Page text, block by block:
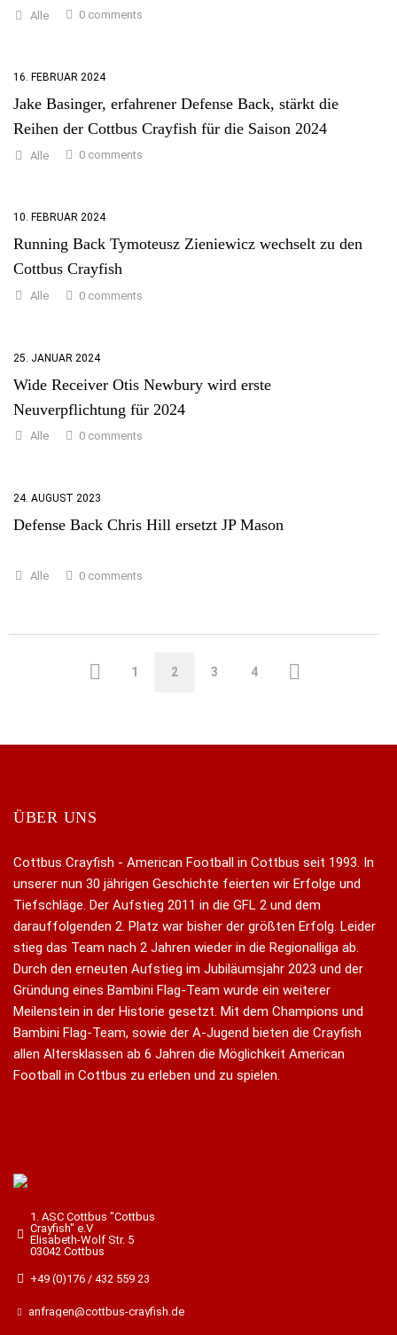
Alle 0 comments
16. FEBRUAR 2024
Jake Basinger, erfahrener Defense Back, stärkt die
Reihen der Cottbus Crayfish für die Saison 2024
Alle 0 comments
10. FEBRUAR 2024
Running Back Tymoteusz Zieniewicz wechselt zu den
Cottbus Crayfish
Alle 0 comments
25. JANUAR 2024
Wide Receiver Otis Newbury wird erste
Neuverpflichtung für 2024
Alle 0 comments
24. AUGUST 2023
Defense Back Chris Hill ersetzt JP Mason
Alle 0 comments
1 2 3 4
ÜBER UNS
Cottbus Crayfish - American Football in Cottbus seit 1993. In
unserer nun 30 jährigen Geschichte feierten wir Erfolge und
Tiefschläge. Der Aufstieg 2011 in die GFL 2 und dem
darauffolgenden 2. Platz war bisher der größten Erfolg. Leider
stieg das Team nach 2 Jahren wieder in die Regionalliga ab.
Durch den erneuten Aufstieg im Jubiläumsjahr 2023 und der
Gründung eines Bambini Flag-Team wurde ein weiterer
Meilenstein in der Historie gesetzt. Mit dem Champions und
Bambini Flag-Team, sowie der A-Jugend bieten die Crayfish
allen Altersklassen ab 6 Jahren die Möglichkeit American
Football in Cottbus zu erleben und zu spielen.
1. ASC Cottbus "Cottbus
Crayfish" e.V
Elisabeth-Wolf Str. 5
03042 Cottbus
+49 (0)176 / 432 559 23
anfragen@cottbus-crayfish.de